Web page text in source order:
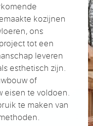
kozijnen
ons
tot een
leveren
esthetisch zijn.
of
eisen te voldoen.
te maken van